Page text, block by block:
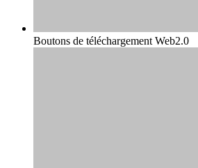
Boutons de téléchargement Web2.0